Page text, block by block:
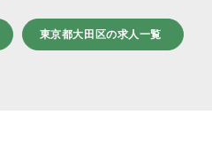
東京都大田区の求人一覧